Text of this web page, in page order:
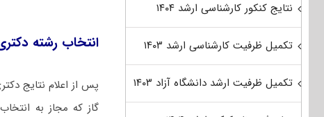
انتخاب رشته
پس از اعلام نتایج دکتری
گاز که مجاز به
نتایج کنکور کارشناسی ارشد ۱۴۰۴
تکمیل ظرفیت کارشناسی ارشد ۱۴۰۳
تکمیل ظرفیت ارشد دانشگاه آزاد ۱۴۰۳